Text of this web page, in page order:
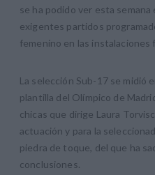
se ha podido ver esta
exigentes partidos
femenino en las
La selección Sub-17 se midió
plantilla del Olímpico de
chicas que dirige Laura
actuación y para la
piedra de toque, del que ha
conclusiones.